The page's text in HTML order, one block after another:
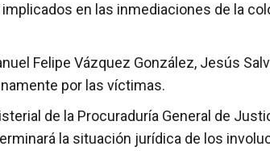
en las inmediaciones de la
Felipe Vázquez González, Jesús
por las víctimas.
de la Procuraduría General de
la situación jurídica de los